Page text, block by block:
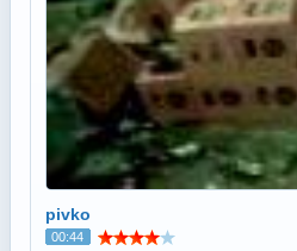
pivko
00:44